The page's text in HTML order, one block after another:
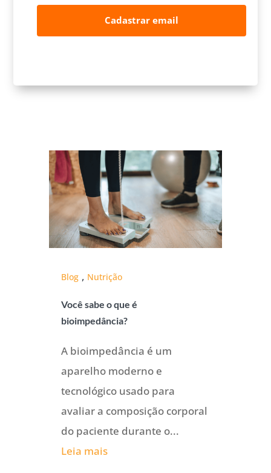
Cadastrar email
Blog , Nutrição
Você sabe o que é
bioimpedância?
A bioimpedância é um
aparelho moderno e
tecnológico usado para
avaliar a composição corporal
do paciente durante o...
Leia mais